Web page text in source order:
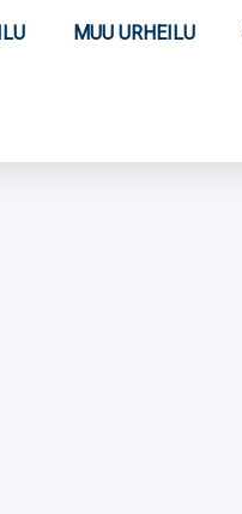
MUU URHEILU